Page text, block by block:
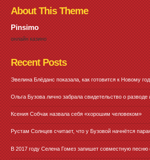
About This Theme
Pinsimo
онлайн казино
Recent Posts
Эвелина Блёданс показала, как готовится к Новому
Ольга Бузова лично забрала свидетельство о
Ксения Собчак назвала себя «хорошим человеком»
Рустам Солнцев считает, что у Бузовой начнётся
В 2017 году Селена Гомез запишет совместную